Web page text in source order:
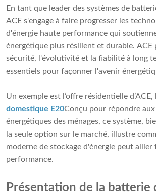
En tant que leader des systèmes de
ACE s'engage à faire progresser les
d'énergie haute performance qui
énergétique plus résilient et durable. ACE
sécurité, l'évolutivité et la fiabilité à long
essentiels pour façonner l'avenir
Un exemple est l’offre résidentielle d’ACE,
domestique E20Conçu pour répondre
énergétiques des ménages, ce système,
la seule option sur le marché, illustre
moderne de stockage d'énergie peut
performance.
Présentation de la batterie